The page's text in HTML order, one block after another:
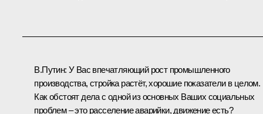
В.Путин: У Вас впечатляющий рост промышленного
производства, стройка растёт, хорошие показатели в целом.
Как обстоят дела с одной из основных Ваших социальных
проблем – это расселение аварийки, движение есть?